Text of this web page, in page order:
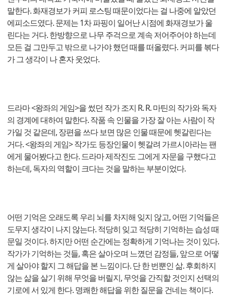
말한다. 화재경보가 커피 로스팅 때문이었다는 걸 나중에 알았던
에피소드였다. 문제는 1차 파핑이 일어난 시점에 화재경보가 울
린다는 거다. 한방향으로 나무 주걱으로 계속 저어주어야 하는데
모든 걸 그만두고 밖으로 나가야 했던 때를 떠올렸다. 커피를 볶다
가 그 생각이 나 혼자 웃었다.
드라마 <왕좌의 게임>을 썼던 작가 조지 R. R. 마틴의 작가와 독자
의 경계에 대하여 말한다. 작품 속 인물을 가장 잘 아는 사람이 작
가일 것 같은데, 장편을 쓰다 보면 많은 인물 때문에 헷갈린다는
거다. <왕좌의 게임> 작가도 등장인물이 헷갈려 가르시아라는 팬
에게 물어봤다고 한다. 드라마 제작진도 그에게 자문을 구했다고
하는데, 독자의 역할이 크다는 것을 말하는 부분이었다.
어떤 기억은 오래도록 우리 뇌를 차지해 잊지 않고, 어떤 기억들은
도무지 생각이 나지 않는다. 적당히 잊고 적당히 기억하는 습성 때
문일 것이다. 하지만 어떤 순간에는 정확하게 기억나는 것이 있다.
작가가 기억하는 것들, 혹은 살아오며 느꼈던 감정들, 앞으로 어떻
게 살아야 할지 그 해답을 본 느낌이다. 단 한 번뿐인 삶. 후회하지
않는 삶을 살기 위해 무엇을 버릴지, 무엇을 간직할 것인지 선택의
기로에 서 있게 한다. 명쾌한 해답을 위한 질문을 건네는 책이다.